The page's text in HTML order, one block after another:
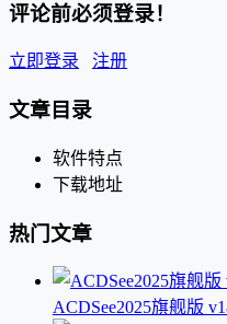
评论前必须登录！
立即登录 注册
文章目录
软件特点
下载地址
热门文章
ACDSee2025旗舰版